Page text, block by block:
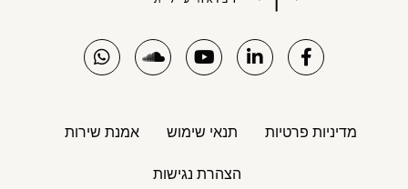
מדיניות פרטיות תנאי שימוש אמנת שירות
הצהרת נגישות